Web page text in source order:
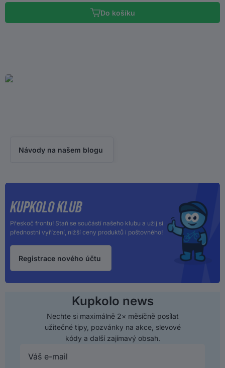
Do košíku
KUPKOLO KLUB
Přeskoč frontu! Staň se součástí našeho klubu a užij si
přednostní vyřízení, nižší ceny produktů i poštovného!
Registrace nového účtu
Návody na našem blogu
Kupkolo news
Nechte si maximálně 2× měsíčně posílat
užitečné tipy, pozvánky na akce, slevové
kódy a další zajímavý obsah.